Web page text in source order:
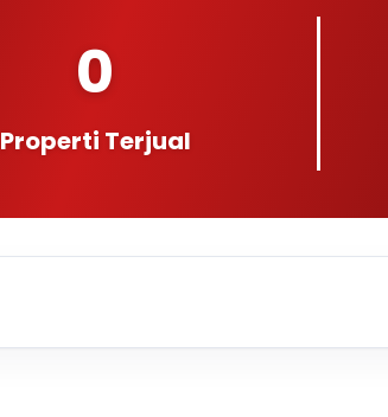
0
Properti Terjual